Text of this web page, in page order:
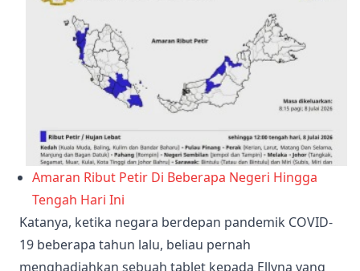
Amaran Ribut Petir Di Beberapa Negeri Hingga
Tengah Hari Ini
Katanya, ketika negara berdepan pandemik COVID-
19 beberapa tahun lalu, beliau pernah
menghadiahkan sebuah tablet kepada Ellyna yang